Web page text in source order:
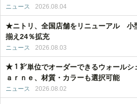
ニュース 2026.08.04
★ニトリ、全国店舗をリニューアル 小
揃え24％拡充
ニュース 2026.08.03
★１㌢単位でオーダーできるウォール
ａｒｎｅ、材質・カラーも選択可能
ニュース 2026.08.02